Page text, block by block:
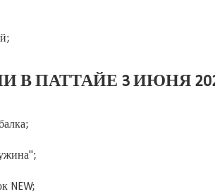
В ПАТТАЙЕ 3 ИЮНЯ
NEW;